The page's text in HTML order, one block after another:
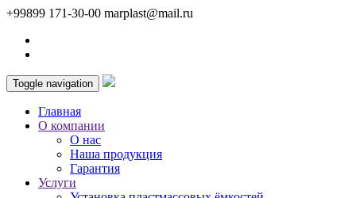
+99899 171-30-00 marplast@mail.ru
Toggle navigation
Главная
О компании
О нас
Наша продукция
Гарантия
Услуги